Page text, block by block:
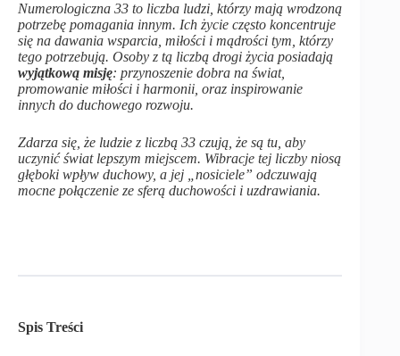
Numerologiczna 33 to liczba ludzi, którzy mają wrodzoną
potrzebę pomagania innym. Ich życie często koncentruje
się na dawania wsparcia, miłości i mądrości tym, którzy
tego potrzebują. Osoby z tą liczbą drogi życia posiadają
wyjątkową misję: przynoszenie dobra na świat,
promowanie miłości i harmonii, oraz inspirowanie
innych do duchowego rozwoju.
Zdarza się, że ludzie z liczbą 33 czują, że są tu, aby
uczynić świat lepszym miejscem. Wibracje tej liczby niosą
głęboki wpływ duchowy, a jej „nosiciele” odczuwają
mocne połączenie ze sferą duchowości i uzdrawiania.
Spis Treści